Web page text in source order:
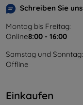
Schreiben Sie uns
Montag bis Freitag:
Online8:00 - 16:00
Samstag und Sonntag:
Offline
Einkaufen